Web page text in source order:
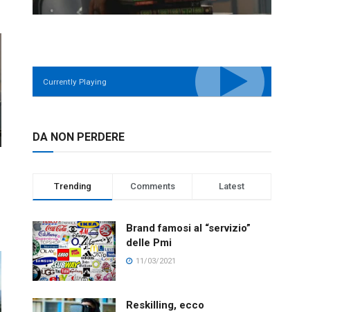
Currently Playing
DA NON PERDERE
Trending Comments Latest
Brand famosi al “servizio”
delle Pmi
11/03/2021
Reskilling, ecco